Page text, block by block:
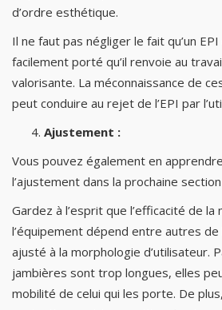
d’ordre esthétique.
Il ne faut pas négliger le fait qu’un
facilement porté qu’il renvoie au
valorisante. La méconnaissance de
peut conduire au rejet de l’EPI par
Ajustement :
Vous pouvez également en
l’ajustement dans la prochaine
Gardez à l’esprit que l’efficacité de la
l’équipement dépend entre autres
ajusté à la morphologie d’utilisateur.
jambières sont trop longues, elles
mobilité de celui qui les porte. De